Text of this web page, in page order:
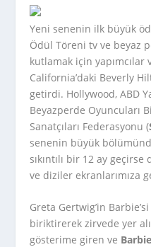
Yeni senenin ilk büyük
Ödül Töreni tv ve beyaz
kutlamak için yapımcılar
California’daki Beverly
getirdi. Hollywood, ABD
Beyazperde Oyuncuları
Sanatçıları Federasyonu (
senenin büyük
sıkıntılı bir 12 ay
ve diziler ekranlarımıza
Greta Gertwig’in
biriktirerek zirvede yer
gösterime giren ve